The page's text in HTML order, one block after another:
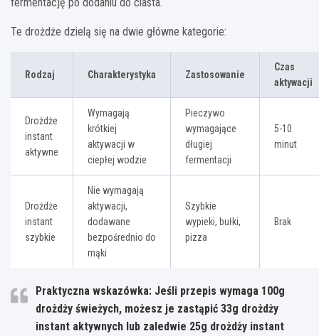
Te drożdże dzielą się na dwie główne kategorie:
Rodzaj Charakterystyka Zastosowanie
Czas
aktywacji
Drożdże
instant
aktywne
Wymagają
krótkiej
aktywacji w
ciepłej wodzie
Pieczywo
wymagające
długiej
fermentacji
5-10
minut
Drożdże
instant
szybkie
Nie wymagają
aktywacji,
dodawane
bezpośrednio do
mąki
Szybkie
wypieki, bułki,
pizza
Brak
Praktyczna wskazówka: Jeśli przepis wymaga 100g
drożdży świeżych, możesz je zastąpić 33g drożdży
instant aktywnych lub zaledwie 25g drożdży instant